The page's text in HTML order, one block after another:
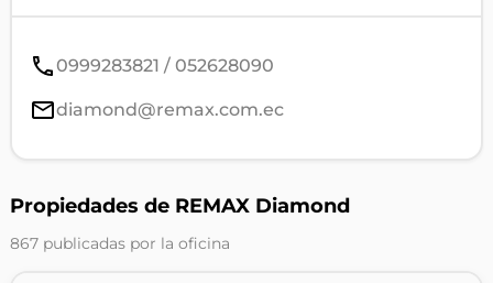
0999283821 / 052628090
diamond@remax.com.ec
Propiedades de REMAX Diamond
867 publicadas por la oficina